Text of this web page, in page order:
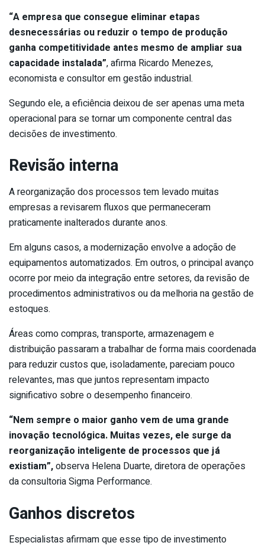
“A empresa que consegue eliminar etapas
desnecessárias ou reduzir o tempo de produção
ganha competitividade antes mesmo de ampliar sua
capacidade instalada”, afirma Ricardo Menezes,
economista e consultor em gestão industrial.
Segundo ele, a eficiência deixou de ser apenas uma meta
operacional para se tornar um componente central das
decisões de investimento.
Revisão interna
A reorganização dos processos tem levado muitas
empresas a revisarem fluxos que permaneceram
praticamente inalterados durante anos.
Em alguns casos, a modernização envolve a adoção de
equipamentos automatizados. Em outros, o principal avanço
ocorre por meio da integração entre setores, da revisão de
procedimentos administrativos ou da melhoria na gestão de
estoques.
Áreas como compras, transporte, armazenagem e
distribuição passaram a trabalhar de forma mais coordenada
para reduzir custos que, isoladamente, pareciam pouco
relevantes, mas que juntos representam impacto
significativo sobre o desempenho financeiro.
“Nem sempre o maior ganho vem de uma grande
inovação tecnológica. Muitas vezes, ele surge da
reorganização inteligente de processos que já
existiam”,observa Helena Duarte, diretora de operações
da consultoria Sigma Performance.
Ganhos discretos
Especialistas afirmam que esse tipo de investimento